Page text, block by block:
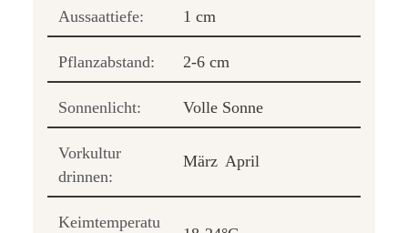
Aussaattiefe: 1 cm
Pflanzabstand: 2-6 cm
Sonnenlicht: Volle Sonne
Vorkultur
drinnen:
März April
Keimtemperatu